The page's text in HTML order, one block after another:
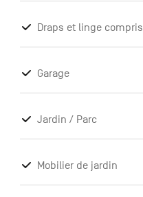
Draps et linge compris
Garage
Jardin / Parc
Mobilier de jardin